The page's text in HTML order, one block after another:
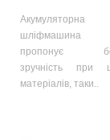
шліфмашина
пропонує
зручність при
матеріалів, таки..